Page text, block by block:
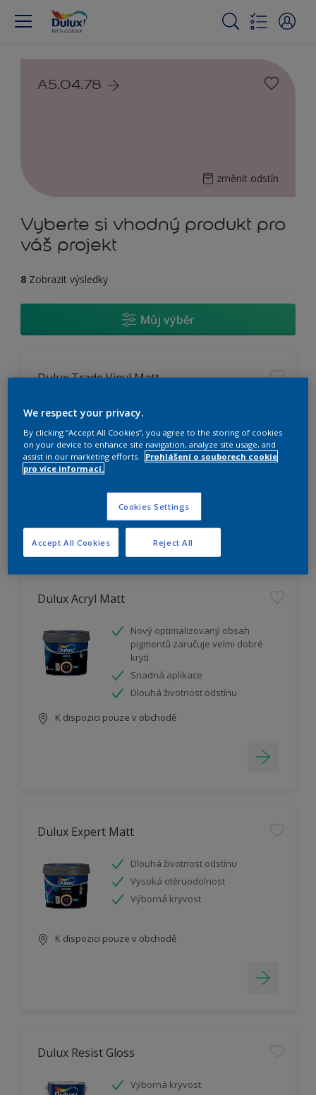
A5.04.78
změnit odstín
Vyberte si vhodný produkt pro
váš projekt
8 Zobrazit výsledky
Můj výběr
Dulux Trade Vinyl Matt
Omyvatelný
Vysoká otěruodolnost
Extrémní vydatnost
Dulux Acryl Matt
Nový optimalizovaný obsah
pigmentů zaručuje velmi dobré
krytí
Snadná aplikace
Dlouhá životnost odstínu
K dispozici pouze v obchodě
Dulux Expert Matt
Dlouhá životnost odstínu
Vysoká otěruodolnost
Výborná kryvost
K dispozici pouze v obchodě
Dulux Resist Gloss
Výborná kryvost
We respect your privacy.
By clicking “Accept All Cookies”, you agree to the storing of cookies
on your device to enhance site navigation, analyze site usage, and
assist in our marketing efforts.
Prohlášení o souborech cookie
pro více informací.
Cookies Settings
Reject All
Accept All Cookies